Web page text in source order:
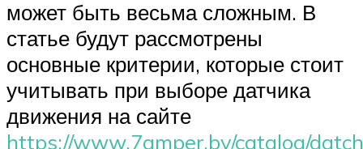
может быть весьма сложным. В
статье будут рассмотрены
основные критерии, которые стоит
учитывать при выборе датчика
движения на сайте
https://www.7amper.by/catalog/